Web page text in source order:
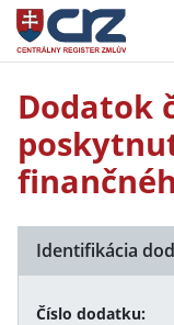
Dodatok
Identifikácia
Číslo dodatku: